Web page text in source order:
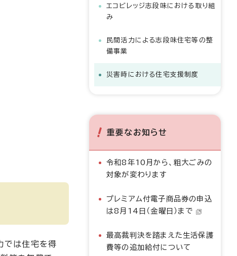
では住宅を得
エコビレッジ志段味における取り組
み
民間活力による志段味住宅等の整
備事業
災害時における住宅支援制度
重要なお知らせ
令和8年10月から、粗大ごみの
対象が変わります
プレミアム付電子商品券の申込
は8月14日（金曜日）まで
最高裁判決を踏まえた生活保護
費等の追加給付について